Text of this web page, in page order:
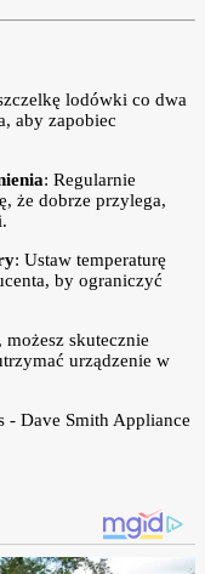
lodówki co dwa
aby zapobiec
: Regularnie
że dobrze przylega,
: Ustaw temperaturę
by ograniczyć
skutecznie
urządzenie w